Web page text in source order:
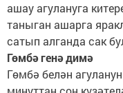
ашау агулануга
таныган ашарга
сатып алганда сак
Гөмбә генә димә
Гөмбә белән